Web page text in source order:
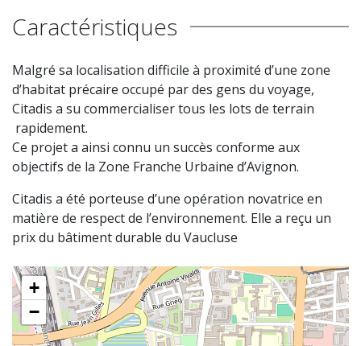
Caractéristiques
Malgré sa localisation difficile à proximité d’une zone
d’habitat précaire occupé par des gens du voyage,
Citadis a su commercialiser tous les lots de terrain
rapidement.
Ce projet a ainsi connu un succès conforme aux
objectifs de la Zone Franche Urbaine d’Avignon.
Citadis a été porteuse d’une opération novatrice en
matière de respect de l’environnement. Elle a reçu un
prix du bâtiment durable du Vaucluse
+
−